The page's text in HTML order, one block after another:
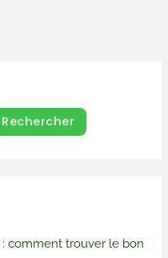
Rechercher
comment trouver le bon